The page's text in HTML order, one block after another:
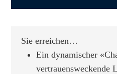
Sie erreichen…
Ein dynamischer
vertrauensweckende